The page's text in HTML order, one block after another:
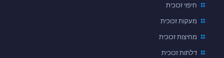
חיפוי זכוכית
מעקות זכוכית
מחיצות זכוכית
דלתות זכוכית